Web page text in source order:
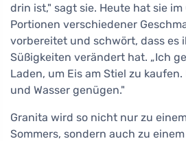
drin ist," sagt sie. Heute hat sie
Portionen verschiedener
vorbereitet und schwört, dass es
Süßigkeiten verändert hat. „Ich
Laden, um Eis am Stiel zu
und Wasser genügen."
Granita wird so nicht nur zu
Sommers, sondern auch zu